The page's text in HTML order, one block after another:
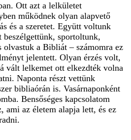
Ott azt a lelkületet
működnek olyan alapvető
és a szeretet. Együtt voltunk
beszélgettünk, sportoltunk,
a Bibliát – számomra ez
jelentett. Olyan érzés volt,
vált lelkemet ott elkezdték volna
Naponta részt vettünk
bibliaórán is. Vasárnaponként
Bensőséges kapcsolatom
ami az életem alapja lett, és ez